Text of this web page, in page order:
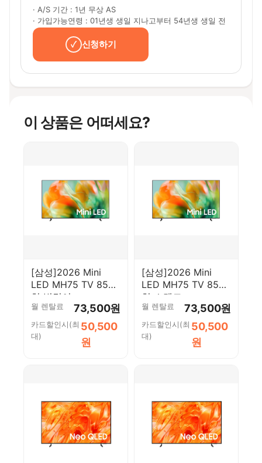
· A/S 기간 : 1년 무상 AS
· 가입가능연령 : 01년생 생일 지나고부터 54년생 생일 전
신청하기
이 상품은 어떠세요?
[삼성]2026 Mini
LED MH75 TV 85인
치 벽걸이
(KU85MH75AFXKR_WA)
월 렌탈료 73,500원
카드할인시(최
대)
50,500
원
[삼성]2026 Mini
LED MH75 TV 85인
치 스탠드
(KU85MH75AFXKR_ST)
월 렌탈료 73,500원
카드할인시(최
대)
50,500
원